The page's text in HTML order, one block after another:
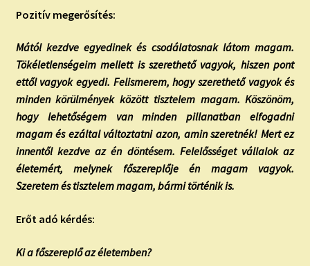
Pozitív megerősítés:
Mától kezdve egyedinek és csodálatosnak látom magam.
Tökéletlenségeim mellett is szerethető vagyok, hiszen pont
ettől vagyok egyedi. Felismerem, hogy szerethető vagyok és
minden körülmények között tisztelem magam. Köszönöm,
hogy lehetőségem van minden pillanatban elfogadni
magam és ezáltal változtatni azon, amin szeretnék! Mert ez
innentől kezdve az én döntésem. Felelősséget vállalok az
életemért, melynek főszereplője én magam vagyok.
Szeretem és tisztelem magam, bármi történik is.
Erőt adó kérdés:
Ki a főszereplő az életemben?